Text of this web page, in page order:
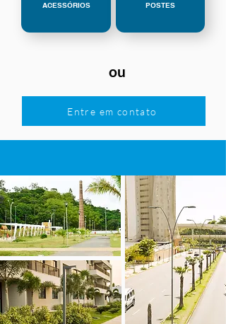
ACESSÓRIOS POSTES
ou
Entre em contato